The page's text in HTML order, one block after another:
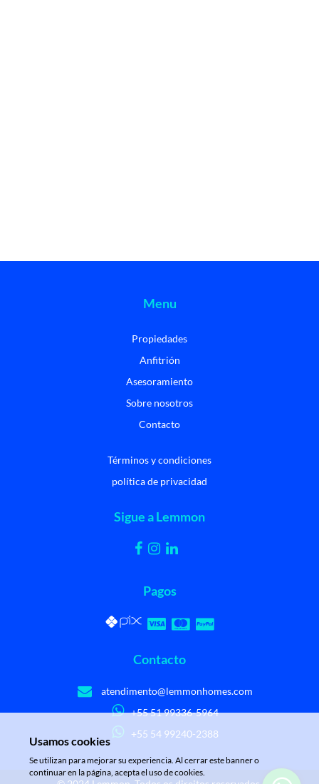
Menu
Propiedades
Anfitrión
Asesoramiento
Sobre nosotros
Contacto
Términos y condiciones
política de privacidad
Sigue a Lemmon
Pagos
Contacto
atendimento@lemmonhomes.com
+55 51 99336-5964
+55 54 99240-2388
Usamos cookies
Se utilizan para mejorar su experiencia. Al cerrar este banner o
continuar en la página, acepta el uso de cookies.